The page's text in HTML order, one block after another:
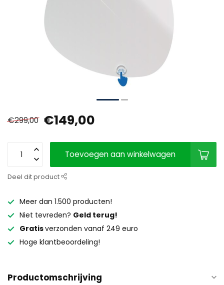
€299,00 €149,00
Toevoegen aan winkelwagen
Deel dit product
Meer dan 1.500 producten!
Niet tevreden? Geld terug!
Gratisverzonden vanaf 249 euro
Hoge klantbeoordeling!
Productomschrijving